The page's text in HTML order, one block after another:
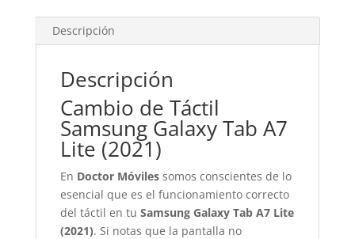
Descripción
Descripción
Cambio de Táctil
Samsung Galaxy Tab A7
Lite (2021)
En Doctor Móvilessomos conscientes de lo
esencial que es el funcionamiento correcto
del táctil en tu Samsung Galaxy Tab A7 Lite
(2021). Si notas que la pantalla no